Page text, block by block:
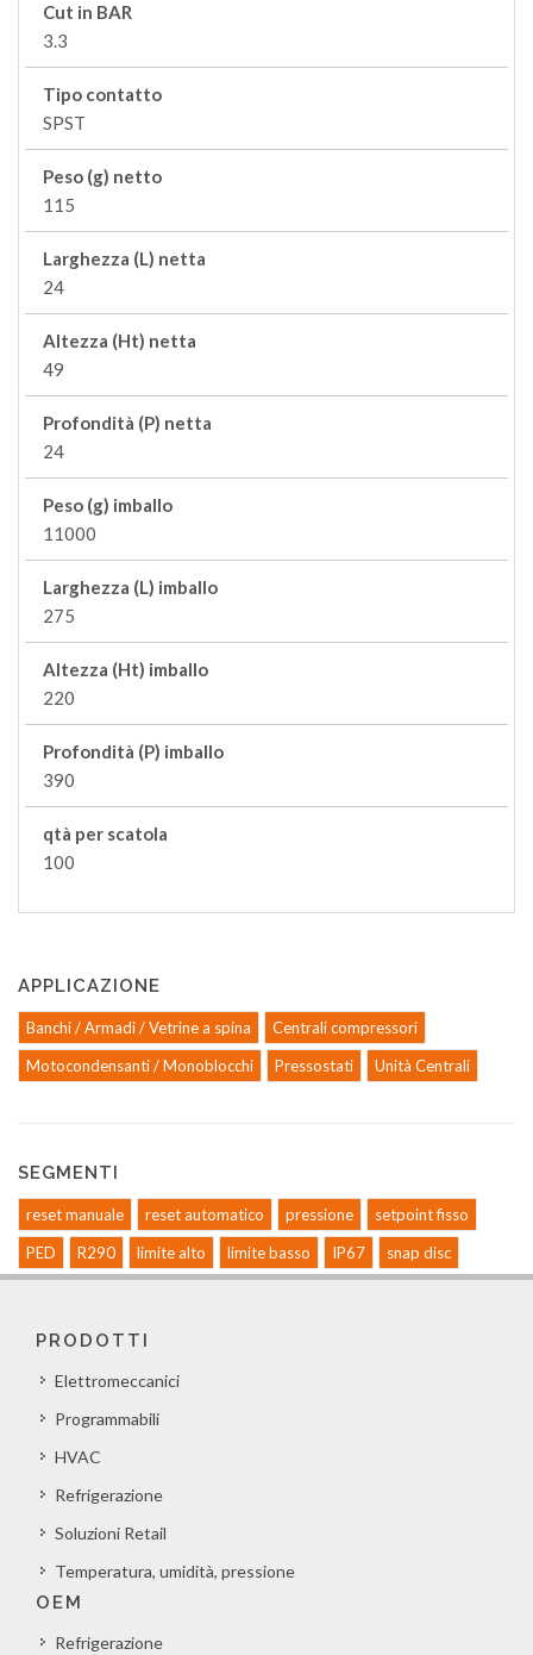
Cut in BAR
3.3
Tipo contatto
SPST
Peso (g) netto
115
Larghezza (L) netta
24
Altezza (Ht) netta
49
Profondità (P) netta
24
Peso (g) imballo
11000
Larghezza (L) imballo
275
Altezza (Ht) imballo
220
Profondità (P) imballo
390
qtà per scatola
100
APPLICAZIONE
Banchi / Armadi / Vetrine a spina
Centrali compressori
Motocondensanti / Monoblocchi
Pressostati Unità Centrali
SEGMENTI
reset manuale reset automatico pressione
setpoint fisso
PED
R290 limite alto limite basso IP67 snap disc
PRODOTTI
Elettromeccanici
Programmabili
HVAC
Refrigerazione
Soluzioni Retail
Temperatura, umidità, pressione
OEM
Refrigerazione